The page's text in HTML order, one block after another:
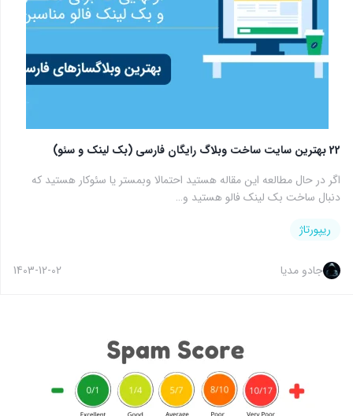
22 بهترین سایت ساخت وبلاگ رایگان فارسی (بک لینک و سئو)
اگر در حال مطالعه این مقاله هستید احتمالا وبمستر یا سئوکار هستید که
دنبال ساخت بک لینک فالو هستید و…
ریپورتاژ
جادو مدیا 1403-12-02